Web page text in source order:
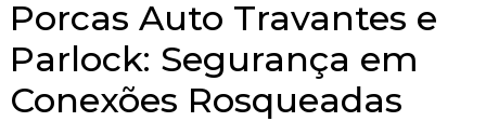
Porcas Auto Travantes e
Parlock: Segurança em
Conexões Rosqueadas